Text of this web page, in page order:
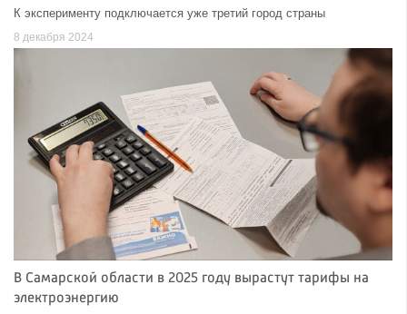
К эксперименту подключается уже третий город страны
8 декабря 2024
В Самарской области в 2025 году вырастут тарифы на
электроэнергию